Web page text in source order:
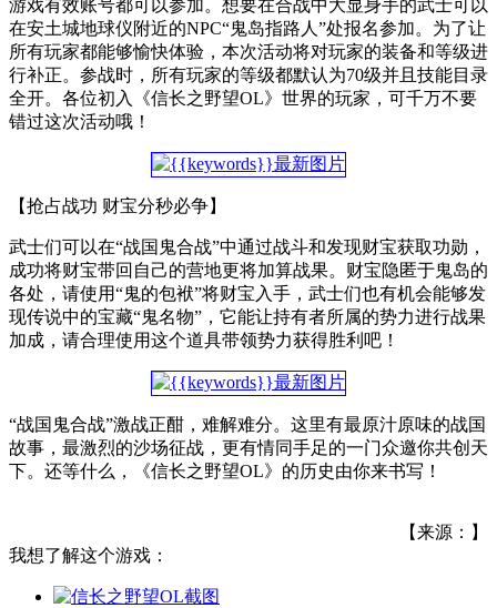
游戏有效账号都可以参加。想要在合战中大显身手的武士可以
在安土城地球仪附近的NPC“鬼岛指路人”处报名参加。为了让
所有玩家都能够愉快体验，本次活动将对玩家的装备和等级进
行补正。参战时，所有玩家的等级都默认为70级并且技能目录
全开。各位初入《信长之野望OL》世界的玩家，可千万不要
错过这次活动哦！
【抢占战功 财宝分秒必争】
武士们可以在“战国鬼合战”中通过战斗和发现财宝获取功勋，
成功将财宝带回自己的营地更将加算战果。财宝隐匿于鬼岛的
各处，请使用“鬼的包袱”将财宝入手，武士们也有机会能够发
现传说中的宝藏“鬼名物”，它能让持有者所属的势力进行战果
加成，请合理使用这个道具带领势力获得胜利吧！
“战国鬼合战”激战正酣，难解难分。这里有最原汁原味的战国
故事，最激烈的沙场征战，更有情同手足的一门众邀你共创天
下。还等什么，《信长之野望OL》的历史由你来书写！
【来源：】
我想了解这个游戏：